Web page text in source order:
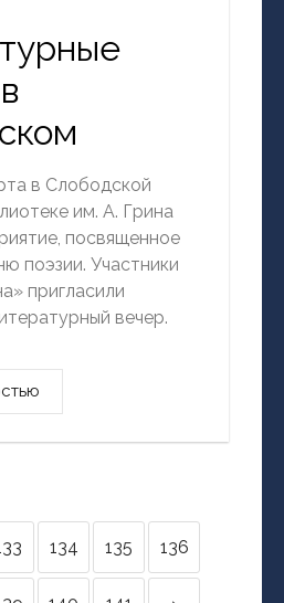
в Слободской
им. А. Грина
посвященное
поэзии. Участники
пригласили
вечер.
134 135 136